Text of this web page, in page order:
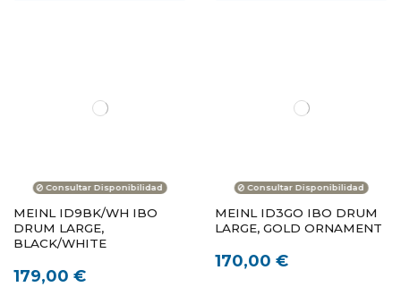
Consultar Disponibilidad
MEINL ID9BK/WH IBO
DRUM LARGE,
BLACK/WHITE
179,00 €
Consultar Disponibilidad
MEINL ID3GO IBO DRUM
LARGE, GOLD ORNAMENT
170,00 €